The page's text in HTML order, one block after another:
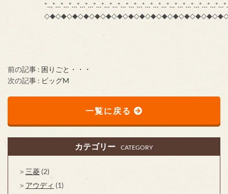
前の記事 : 困りごと・・・
次の記事 : ビッグM
一覧に戻る
カテゴリー CATEGORY
三菱 (2)
アウディ (1)